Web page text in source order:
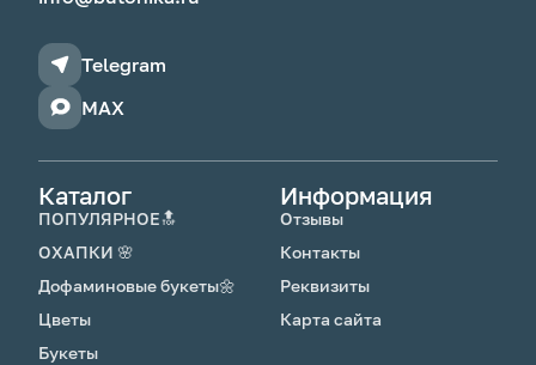
Telegram
MAX
Каталог
ПОПУЛЯРНОЕ🔝
ОХАПКИ 🌸
Дофаминовые букеты🌼
Цветы
Букеты
Информация
Отзывы
Контакты
Реквизиты
Карта сайта